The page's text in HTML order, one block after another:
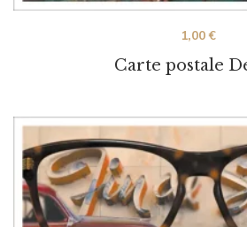
Carte postale
1,00€